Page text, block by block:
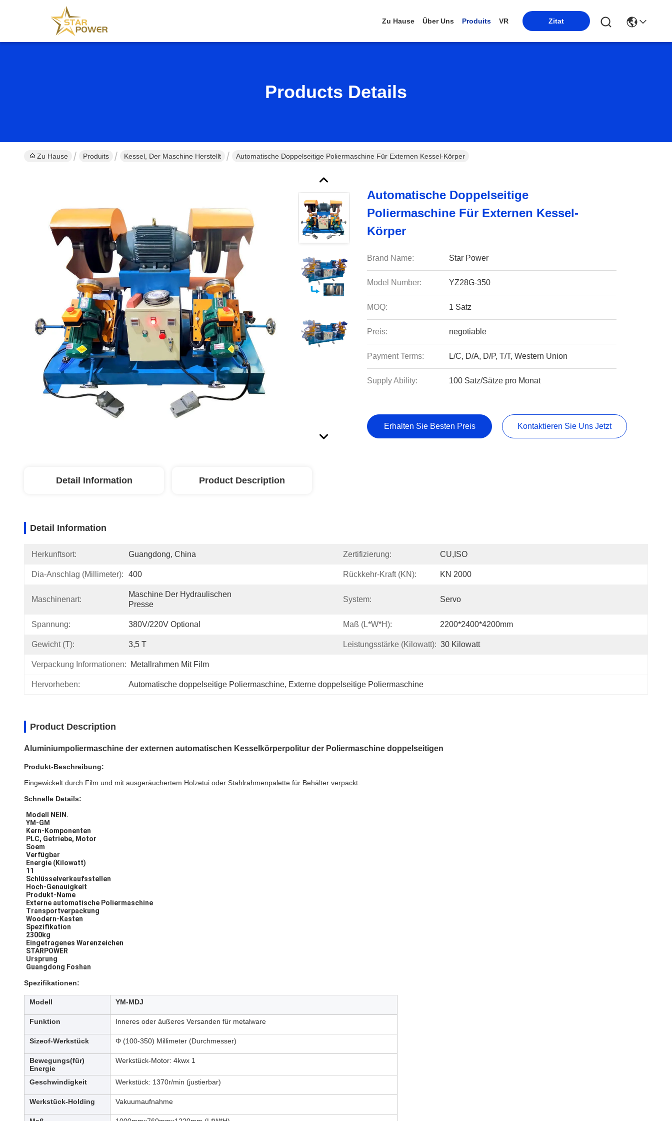
Zu Hause Über Uns Produits VR Zitat
Products Details
Zu Hause Produits Kessel, Der Maschine Herstellt Automatische Doppelseitige Poliermaschine Für Externen Kessel-Körper
Automatische Doppelseitige
Poliermaschine Für Externen Kessel-
Körper
Brand Name: Star Power
Model Number: YZ28G-350
MOQ: 1 Satz
Preis: negotiable
Payment Terms: L/C, D/A, D/P, T/T, Western Union
Supply Ability: 100 Satz/Sätze pro Monat
Erhalten Sie Besten Preis Kontaktieren Sie Uns Jetzt
Detail Information Product Description
Detail Information
Herkunftsort: Guangdong, China Zertifizierung: CU,ISO
Dia-Anschlag (Millimeter): 400 Rückkehr-Kraft (kN): KN 2000
Maschinenart:
Maschine Der Hydraulischen
Presse
System: Servo
Spannung: 380V/220V Optional Maß (l*w*h): 2200*2400*4200mm
Gewicht (T): 3,5 T Leistungsstärke (Kilowatt): 30 Kilowatt
Verpackung Informationen: Metallrahmen Mit Film
Hervorheben: Automatische doppelseitige Poliermaschine, Externe doppelseitige Poliermaschine
Product Description
Aluminiumpoliermaschine der externen automatischen Kesselkörperpolitur der Poliermaschine doppelseitigen
Produkt-Beschreibung:
Eingewickelt durch Film und mit ausgeräuchertem Holzetui oder Stahlrahmenpalette für Behälter verpackt.
Schnelle Details:
Modell NEIN.
YM-GM
Kern-Komponenten
PLC, Getriebe, Motor
Soem
Verfügbar
Energie (Kilowatt)
11
Schlüsselverkaufsstellen
Hoch-Genauigkeit
Produkt-Name
Externe automatische Poliermaschine
Transportverpackung
Woodern-Kasten
Spezifikation
2300kg
Eingetragenes Warenzeichen
STARPOWER
Ursprung
Guangdong Foshan
Spezifikationen:
Modell YM-MDJ
Funktion Inneres oder äußeres Versanden für metalware
Sizeof-Werkstück Φ (100-350) Millimeter (Durchmesser)
Bewegungs(für)
Energie
Werkstück-Motor: 4kwx 1
Geschwindigkeit Werkstück: 1370r/min (justierbar)
Werkstück-Holding Vakuumaufnahme